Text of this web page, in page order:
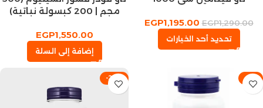
EGP1,290.00
EGP1,195.00
تحديد أحد الخيارات
مجم | 200 كبسولة نباتية)
EGP1,550.00
إضافة إلى السلة
-4%
-23%